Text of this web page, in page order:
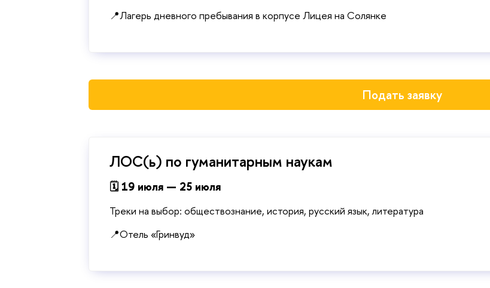
📍Лагерь дневного пребывания в корпусе Лицея на Солянке
Подать заявку
ЛОС(ь) по гуманитарным наукам
🗓 19 июля — 25 июля
Треки на выбор: обществознание, история, русский язык, литература
📍Отель «Гринвуд»